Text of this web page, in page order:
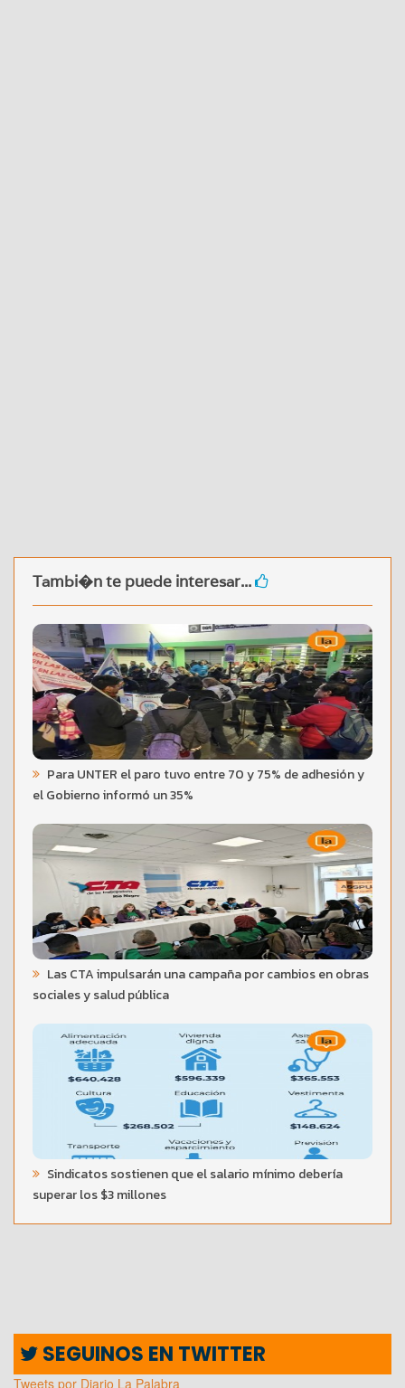
Tambi�n te puede interesar...
Para UNTER el paro tuvo entre 70 y 75% de adhesión y
el Gobierno informó un 35%
Las CTA impulsarán una campaña por cambios en obras
sociales y salud pública
Sindicatos sostienen que el salario mínimo debería
superar los $3 millones
SEGUINOS EN TWITTER
Tweets por Diario La Palabra